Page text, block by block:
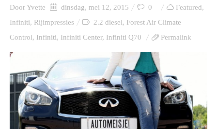
DoorYvette dinsdag, mei 12, 2015 0 Featured,
Infiniti, Rijimpressies 2.2 diesel, Forest Air Climate
Control, Infiniti, Infiniti Center, Infiniti Q70 Permalink